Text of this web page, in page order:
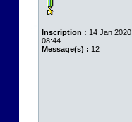
Inscription : 14 Jan 2020,
08:44
Message(s) : 12